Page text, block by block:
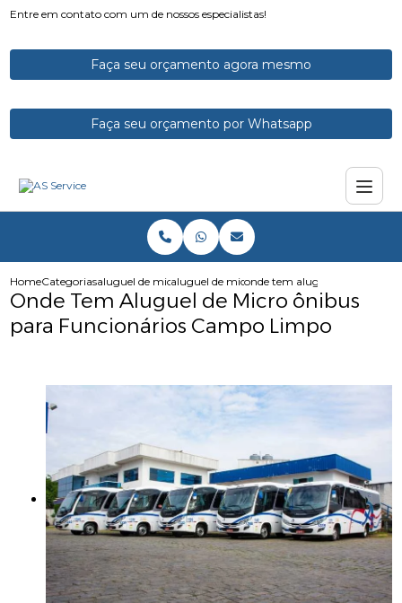
Entre em contato com um de nossos especialistas!
Faça seu orçamento agora mesmo
Faça seu orçamento por Whatsapp
HomeCategoriasaluguel de micro onibusaluguel de micro onibus para excursao
onde tem aluguel de micro
Onde Tem Aluguel de Micro ônibus
para Funcionários Campo Limpo